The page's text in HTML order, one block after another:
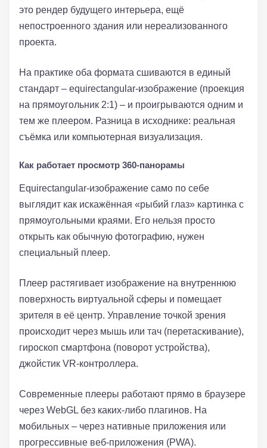
это рендер будущего интерьера, ещё
непостроенного здания или нереализованного
проекта.
На практике оба формата сшиваются в единый
стандарт – equirectangular-изображение (проекция
на прямоугольник 2:1) – и проигрываются одним и
тем же плеером. Разница в исходнике: реальная
съёмка или компьютерная визуализация.
Как работает просмотр 360-панорамы
Equirectangular-изображение само по себе
выглядит как искажённая «рыбий глаз» картинка с
прямоугольными краями. Его нельзя просто
открыть как обычную фотографию, нужен
специальный плеер.
Плеер растягивает изображение на внутреннюю
поверхность виртуальной сферы и помещает
зрителя в её центр. Управление точкой зрения
происходит через мышь или тач (перетаскивание),
гироскоп смартфона (поворот устройства),
джойстик VR-контроллера.
Современные плееры работают прямо в браузере
через WebGL без каких-либо плагинов. На
мобильных – через нативные приложения или
прогрессивные веб-приложения (PWA).